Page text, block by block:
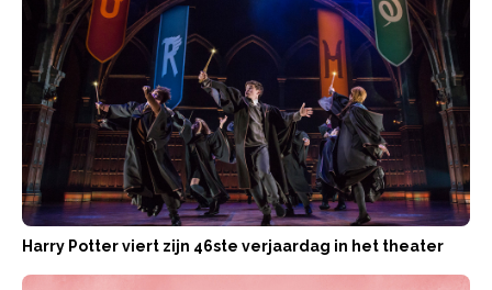
Harry Potter viert zijn 46ste verjaardag in het theater